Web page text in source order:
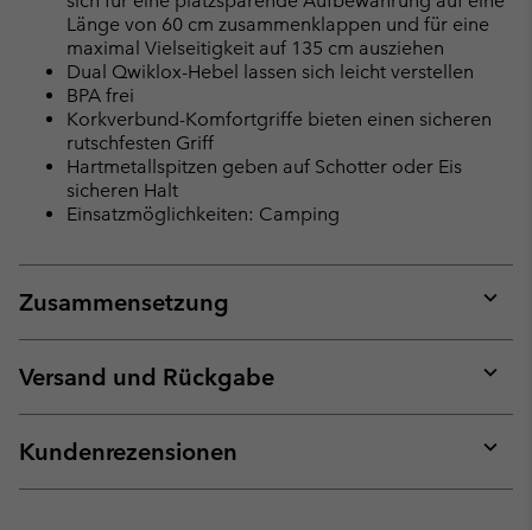
Länge von 60 cm zusammenklappen und für eine
maximal Vielseitigkeit auf 135 cm ausziehen
Dual Qwiklox-Hebel lassen sich leicht verstellen
BPA frei
Korkverbund-Komfortgriffe bieten einen sicheren
rutschfesten Griff
Hartmetallspitzen geben auf Schotter oder Eis
sicheren Halt
Einsatzmöglichkeiten: Camping
Zusammensetzung
or
Versand und Rückgabe
or
Kundenrezensionen
or